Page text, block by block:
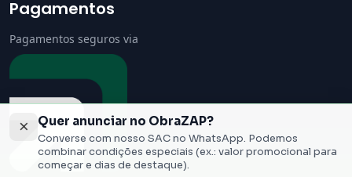
Pagamentos
Pagamentos seguros via
× Quer anunciar no ObraZAP?
Converse com nosso SAC no WhatsApp. Podemos
combinar condições especiais (ex.: valor promocional para
começar e dias de destaque).